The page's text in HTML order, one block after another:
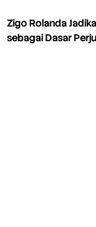
Zigo Rolanda
sebagai Dasar